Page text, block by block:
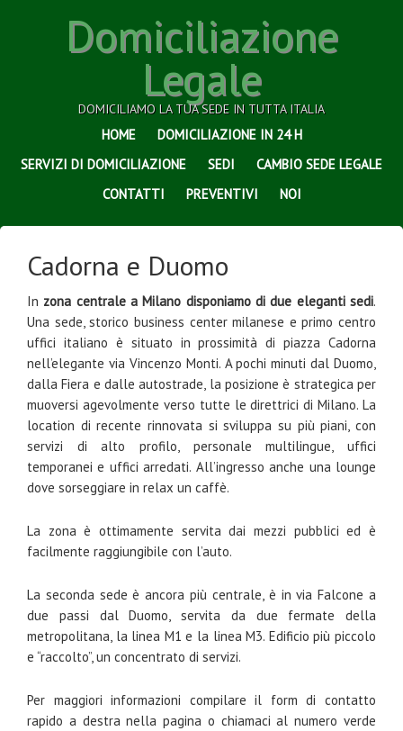
Domiciliazione
Legale
DOMICILIAMO LA TUA SEDE IN TUTTA ITALIA
HOME
DOMICILIAZIONE IN 24 H
SERVIZI DI DOMICILIAZIONE
SEDI
CAMBIO SEDE LEGALE
CONTATTI
PREVENTIVI NOI
Cadorna e Duomo
In zona centrale a Milano disponiamo di due eleganti sedi.
Una sede, storico business center milanese e primo centro
uffici italiano è situato in prossimità di piazza Cadorna
nell’elegante via Vincenzo Monti. A pochi minuti dal Duomo,
dalla Fiera e dalle autostrade, la posizione è strategica per
muoversi agevolmente verso tutte le direttrici di Milano. La
location di recente rinnovata si sviluppa su più piani, con
servizi di alto profilo, personale multilingue, uffici
temporanei e uffici arredati. All’ingresso anche una lounge
dove sorseggiare in relax un caffè.
La zona è ottimamente servita dai mezzi pubblici ed è
facilmente raggiungibile con l’auto.
La seconda sede è ancora più centrale, è in via Falcone a
due passi dal Duomo, servita da due fermate della
metropolitana, la linea M1 e la linea M3. Edificio più piccolo
e “raccolto”, un concentrato di servizi.
Per maggiori informazioni compilare il form di contatto
rapido a destra nella pagina o chiamaci al numero verde